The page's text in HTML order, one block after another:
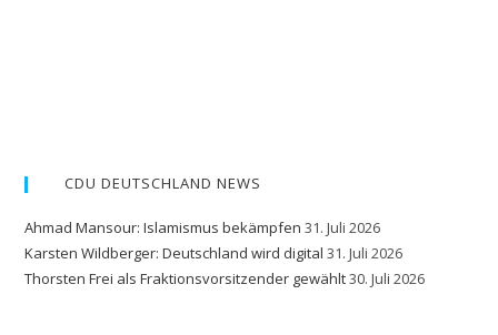
CDU DEUTSCHLAND NEWS
Ahmad Mansour: Islamismus bekämpfen 31. Juli 2026
Karsten Wildberger: Deutschland wird digital 31. Juli 2026
Thorsten Frei als Fraktionsvorsitzender gewählt30. Juli 2026